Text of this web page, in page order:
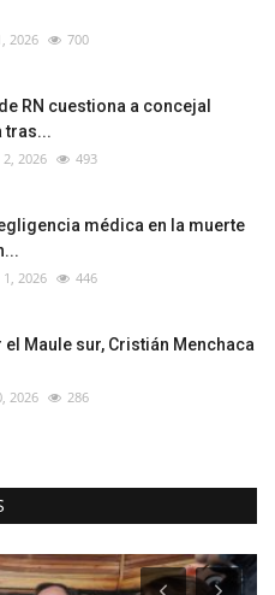
2026 700
RN cuestiona a concejal
tras...
2026 493
médica en la muerte
2026 446
el Maule sur, Cristián Menchaca
2026 286